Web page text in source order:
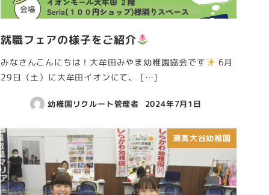
就職フェアの様子をご紹介
みなさんこんにちは！大牟田みやま幼稚園協会です
6月
29日（土）に大牟田イオンにて、 […]
幼稚園リクルート管理者 2024年7月1日
瀬高大谷幼稚園